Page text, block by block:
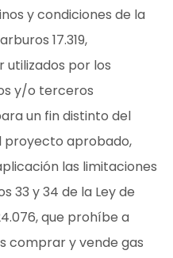
y condiciones de la
17.319,
utilizados por los
y/o terceros
un fin distinto del
proyecto aprobado,
las limitaciones
33 y 34 de la Ley de
que prohíbe a
comprar y vende gas